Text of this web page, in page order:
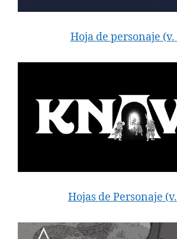
Hoja de personaje (v.
Hojas de Personaje (v.